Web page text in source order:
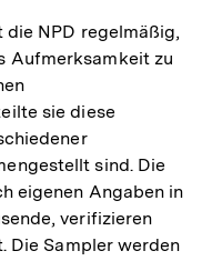
die NPD regelmäßig,
Aufmerksamkeit zu
sie diese
sind. Die
eigenen Angaben in
verifizieren
Die Sampler werden